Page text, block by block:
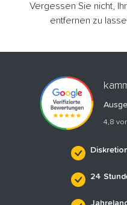
Vergessen Sie nicht,
entfernen zu
4,8
24